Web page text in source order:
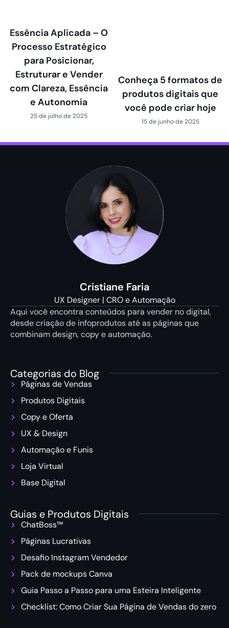
Essência Aplicada – O
Processo Estratégico
para Posicionar,
Estruturar e Vender
com Clareza, Essência
e Autonomia
25 de julho de 2025
Conheça 5 formatos de
produtos digitais que
você pode criar hoje
15 de junho de 2025
Cristiane Faria
UX Designer | CRO e Automação
Aqui você encontra conteúdos para vender no digital,
desde criação de infoprodutos até as páginas que
combinam design, copy e automação.
Categorias do Blog
Páginas de Vendas
Produtos Digitais
Copy e Oferta
UX & Design
Automação e Funis
Loja Virtual
Base Digital
Guias e Produtos Digitais
ChatBoss™
Páginas Lucrativas
Desafio Instagram Vendedor
Pack de mockups Canva
Guia Passo a Passo para uma Esteira Inteligente
Checklist: Como Criar Sua Página de Vendas do zero